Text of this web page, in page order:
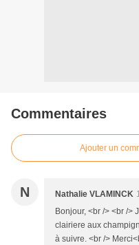
Commentaires
Ajouter un
N Nathalie VLAMINCK
Bonjour, <br /> <br />
clairiere aux
à suivre. <br />